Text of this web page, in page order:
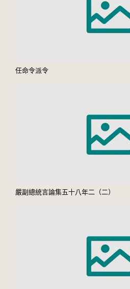
任命令派令
嚴副總統言論集五十八年二（二）